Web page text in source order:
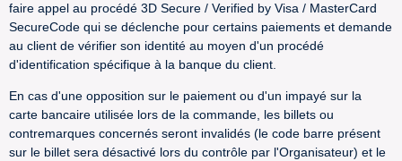
faire appel au procédé 3D Secure / Verified by Visa / MasterCard
SecureCode qui se déclenche pour certains paiements et demande
au client de vérifier son identité au moyen d'un procédé
d'identification spécifique à la banque du client.
En cas d'une opposition sur le paiement ou d'un impayé sur la
carte bancaire utilisée lors de la commande, les billets ou
contremarques concernés seront invalidés (le code barre présent
sur le billet sera désactivé lors du contrôle par l'Organisateur) et le